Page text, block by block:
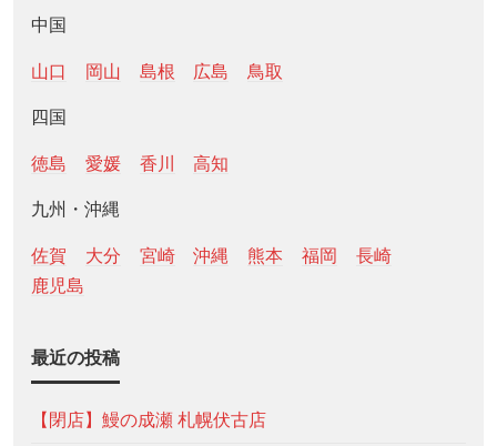
中国
山口 岡山 島根 広島 鳥取
四国
徳島 愛媛 香川 高知
九州・沖縄
佐賀 大分 宮崎 沖縄 熊本 福岡
長崎
鹿児島
最近の投稿
【閉店】鰻の成瀬 札幌伏古店